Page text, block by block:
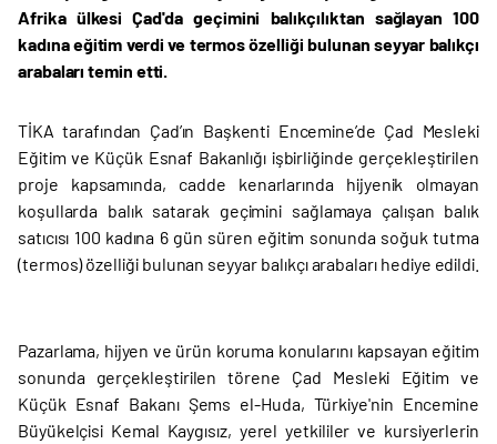
Afrika ülkesi Çad'da geçimini balıkçılıktan sağlayan 100
kadına eğitim verdi ve termos özelliği bulunan seyyar balıkçı
arabaları temin etti.
TİKA tarafından Çad’ın Başkenti Encemine’de Çad Mesleki
Eğitim ve Küçük Esnaf Bakanlığı işbirliğinde gerçekleştirilen
proje kapsamında, cadde kenarlarında hijyenik olmayan
koşullarda balık satarak geçimini sağlamaya çalışan balık
satıcısı 100 kadına 6 gün süren eğitim sonunda soğuk tutma
(termos) özelliği bulunan seyyar balıkçı arabaları hediye edildi.
Pazarlama, hijyen ve ürün koruma konularını kapsayan eğitim
sonunda gerçekleştirilen törene Çad Mesleki Eğitim ve
Küçük Esnaf Bakanı Şems el-Huda, Türkiye'nin Encemine
Büyükelçisi Kemal Kaygısız, yerel yetkililer ve kursiyerlerin